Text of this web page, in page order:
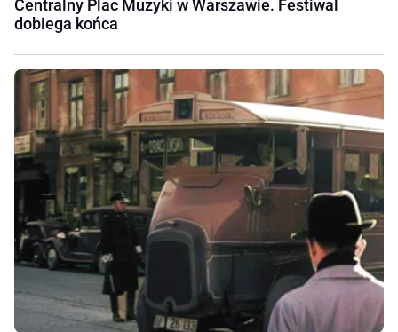
Centralny Plac Muzyki w Warszawie. Festiwal
dobiega końca